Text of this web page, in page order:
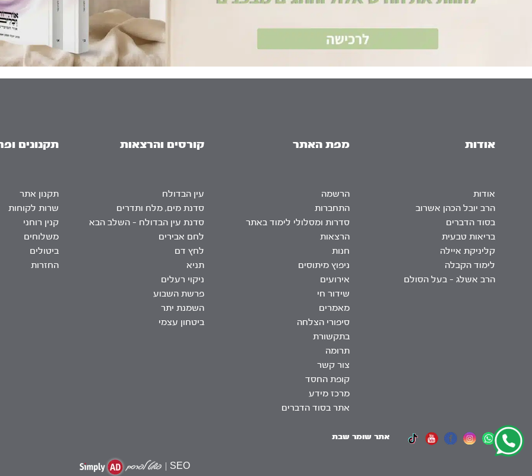
אודות
אודות
הרב יובל הכהן אשרוב
בסוד הדברים
בריאות טבעית
קליניקת איילה
לימוד הקבלה
הרב אשלג – בעל הסולם
מפת האתר
הרשמה
התחברות
סדרות ומסלולי לימוד באתר
הרצאות
חנות
ניפוץ מיתוסים
אירועים
שידור חי
מאמרים
סיפורי הצלחה
בתקשורת
תרומה
צור קשר
קופת החסד
מרכז מידע
אתר בסוד הדברים
קורסים והרצאות
עין הבדולח
סדנת מים, מלח ותדרים
סדנת עין הבדולח – השלב הבא
לחם אבירים
לחץ דם
תניא
ניקוי רעלים
פרשת השבוע
השמנת יתר
ביטחון עצמי
תקנונים
תקנון אתר
שרות לקוחות
קנין רוחני
משלוחים
ביטולים
החזרות
אתר שומר שבת
SEO